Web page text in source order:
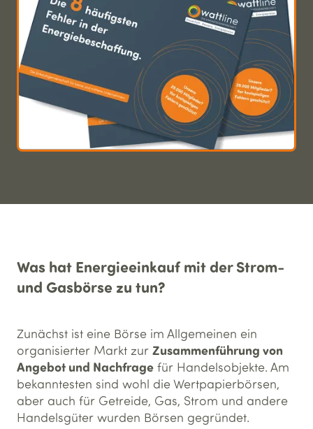
Was hat Energieeinkauf mit der Strom-
und Gasbörse zu tun?
Zunächst ist eine Börse im Allgemeinen ein
organisierter Markt zur Zusammenführung von
Angebot und Nachfrage für Handelsobjekte. Am
bekanntesten sind wohl die Wertpapierbörsen,
aber auch für Getreide, Gas, Strom und andere
Handelsgüter wurden Börsen gegründet.